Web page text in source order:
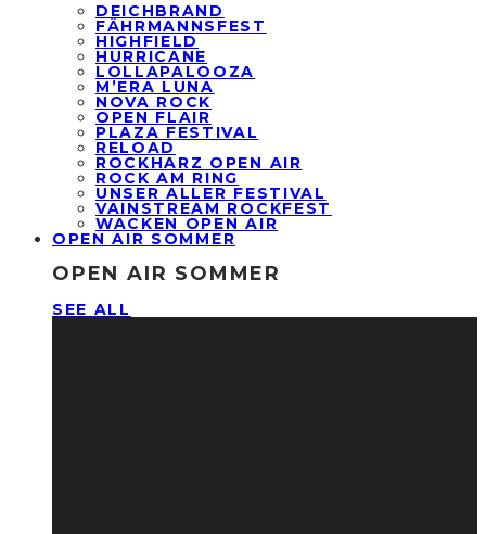
DEICHBRAND
FÄHRMANNSFEST
HIGHFIELD
HURRICANE
LOLLAPALOOZA
M’ERA LUNA
NOVA ROCK
OPEN FLAIR
PLAZA FESTIVAL
RELOAD
ROCKHARZ OPEN AIR
ROCK AM RING
UNSER ALLER FESTIVAL
VAINSTREAM ROCKFEST
WACKEN OPEN AIR
OPEN AIR SOMMER
OPEN AIR SOMMER
SEE ALL